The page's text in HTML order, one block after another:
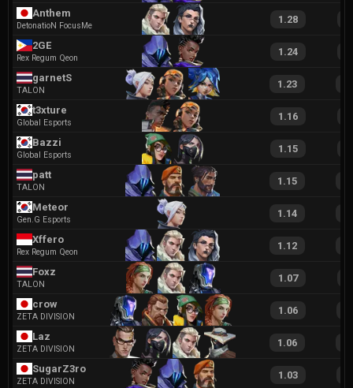
Anthem
DetonatioN FocusMe
1.28
2GE
Rex Regum Qeon
1.24
garnetS
TALON
1.23
t3xture
Global Esports
1.16
Bazzi
Global Esports
1.15
patt
TALON
1.15
Meteor
Gen.G Esports
1.14
Xffero
Rex Regum Qeon
1.12
Foxz
TALON
1.07
crow
ZETA DIVISION
1.06
Laz
ZETA DIVISION
1.06
SugarZ3ro
ZETA DIVISION
1.03